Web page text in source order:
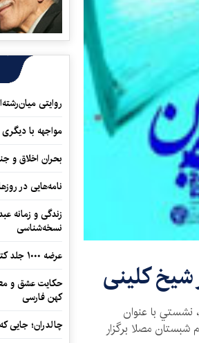
شیخ کلینی
نشستي با عنوان
مصلا برگزار
روایتی
مواجهه با دیگری
بحران اخلاق و
نامه‌هایی در
زندگی و زمانه
نسخه‌شناسی
عرضه ۱۰۰۰ جلد کتاب بین زائران اربعین در مرزهای کرمانشاه
حکایت عشق و
کهن فارسی
چالدران؛ جایی